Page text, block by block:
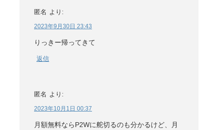
匿名 より:
2023年9月30日 23:43
りっきー帰ってきて
返信
匿名 より:
2023年10月1日 00:37
月額無料ならP2Wに舵切るのも分かるけど、月